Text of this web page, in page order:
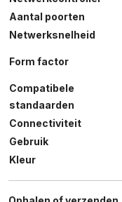
Aantal poorten
Netwerksnelheid
Form factor
Compatibele
standaarden
Connectiviteit
Gebruik
Kleur